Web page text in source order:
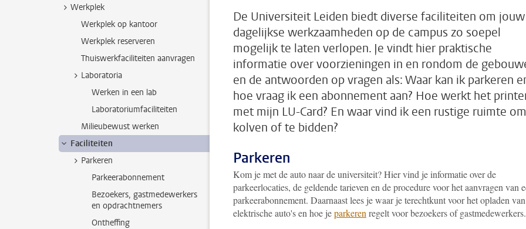
Werkplek
Werkplek op kantoor
Werkplek reserveren
Thuiswerkfaciliteiten aanvragen
Laboratoria
Werken in een lab
Laboratoriumfaciliteiten
Milieubewust werken
Faciliteiten
Parkeren
Parkeerabonnement
Bezoekers, gastmedewerkers
en opdrachtnemers
Ontheffing
De Universiteit Leiden biedt diverse faciliteiten om jouw
dagelijkse werkzaamheden op de campus zo soepel
mogelijk te laten verlopen. Je vindt hier praktische
informatie over voorzieningen in en rondom de
en de antwoorden op vragen als: Waar kan ik parkeren
hoe vraag ik een abonnement aan? Hoe werkt het
met mijn LU-Card? En waar vind ik een rustige ruimte
kolven of te bidden?
Parkeren
Kom je met de auto naar de universiteit? Hier vind je informatie over de
parkeerlocaties, de geldende tarieven en de procedure voor het aanvragen van
parkeerabonnement. Daarnaast lees je waar je terechtkunt voor het opladen van
elektrische auto's en hoe jeparkeren regelt voor bezoekers of gastmedewerkers.